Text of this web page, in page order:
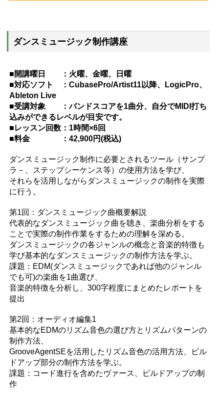
ダンスミュージック制作講座
■開講曜日 ：火曜、金曜、日曜
■対応ソフト ：CubasePro/Artist11以降、LogicPro、
Ableton Live
■受講対象 ：バンドスコアを1曲分、自分でMIDI打ち
込みができるレベルが目安です。
■レッスン回数：1時間×6回
■料金 ：42,900円(税込)
ダンスミュージック制作に必要とされるツール（サンプ
ラ－、ステップシーケンス等）の使用方法を学び、
それらを活用しながらダンスミュージックの制作を実際
に行う。
第1回：ダンスミュージック曲概要解説
代表的なダンスミュージック曲を聴き、楽曲分析をする
ことで実際の制作作業をするための理解を深める。
ダンスミュージックの各ジャンルの概念と音楽的特徴も
学び基本的なダンスミュージックの制作方法を学ぶ。
課題：EDM(ダンスミュージックであれば他のジャンル
でも可)の楽曲を1曲選び、
音楽的特徴を分析し、300字程度にまとめたレポートを
提出
第2回：オーディオ編集1
基本的なEDMのリズム音色の選び方とリズムパターンの
制作方法、
GrooveAgentSEを活用したリズム音色の活用方法、ビル
ドアップ部分の制作方法を学ぶ。
課題：コード進行を含めたヴァース、ビルドアップの制
作